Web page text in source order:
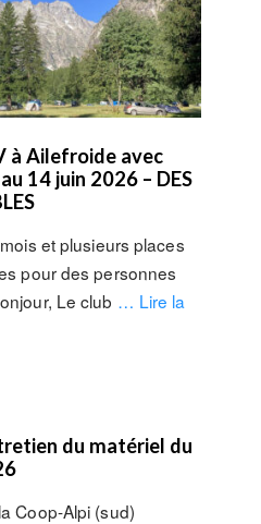
à Ailefroide avec
14 juin 2026 – DES
et plusieurs places
pour des personnes
Le club … Lire la
du matériel du
Coop-Alpi (sud)